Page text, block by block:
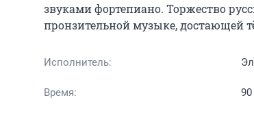
звуками фортепиано. Торжество
пронзительной музыке, достающей
Исполнитель:
Время: